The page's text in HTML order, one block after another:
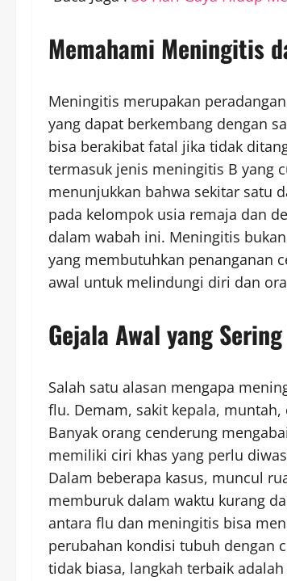
Memahami Meningitis
Meningitis merupakan
yang dapat berkembang dengan
bisa berakibat fatal jika tidak
termasuk jenis meningitis B yang
menunjukkan bahwa sekitar satu
pada kelompok usia remaja dan
dalam wabah ini. Meningitis
yang membutuhkan penanganan
awal untuk melindungi diri dan
Gejala Awal yang
Salah satu alasan mengapa
flu. Demam, sakit kepala,
Banyak orang cenderung
memiliki ciri khas yang perlu
Dalam beberapa kasus, muncul
memburuk dalam waktu kurang
antara flu dan meningitis bisa
perubahan kondisi tubuh dengan
tidak biasa, langkah terbaik